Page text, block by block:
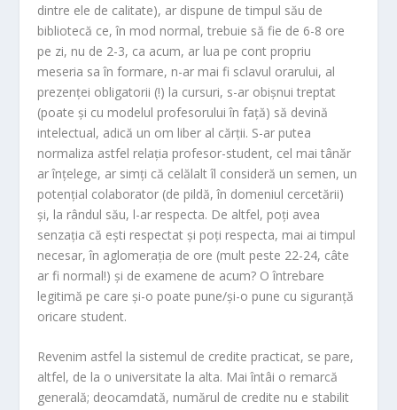
dintre ele de calitate), ar dispune de timpul său de
bibliotecă ce, în mod normal, trebuie să fie de 6-8 ore
pe zi, nu de 2-3, ca acum, ar lua pe cont propriu
meseria sa în formare, n-ar mai fi sclavul orarului, al
prezenței obligatorii (!) la cursuri, s-ar obișnui treptat
(poate și cu modelul profesorului în față) să devină
intelectual, adică un om liber al cărții. S-ar putea
normaliza astfel relația profesor-student, cel mai tânăr
ar înțelege, ar simți că celălalt îl consideră un semen, un
potențial colaborator (de pildă, în domeniul cercetării)
și, la rândul său, l-ar respecta. De altfel, poți avea
senzația că ești respectat și poți respecta, mai ai timpul
necesar, în aglomerația de ore (mult peste 22-24, câte
ar fi normal!) și de examene de acum? O întrebare
legitimă pe care și-o poate pune/și-o pune cu siguranță
oricare student.
Revenim astfel la sistemul de credite practicat, se pare,
altfel, de la o universitate la alta. Mai întâi o remarcă
generală; deocamdată, numărul de credite nu e stabilit